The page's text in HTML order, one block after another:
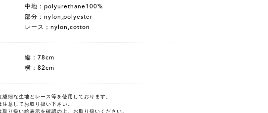
中地：polyurethane100%
部分：nylon,polyester
レース；nylon,cotton
縦：78cm
横：82cm
繊細な生地とレース等を使用しております。
注意してお取り扱い下さい。
取り扱い絵表示を確認の上、お取り扱いください。